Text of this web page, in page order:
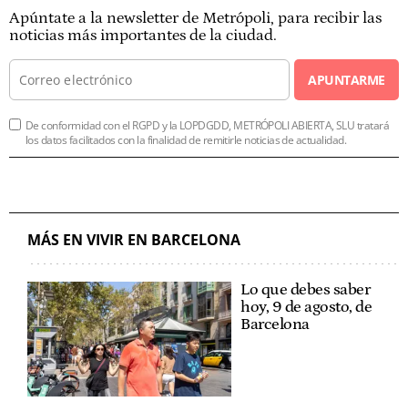
Apúntate a la newsletter de Metrópoli, para recibir las
noticias más importantes de la ciudad.
APUNTARME
De conformidad con el RGPD y la LOPDGDD, METRÓPOLI ABIERTA, SLU tratará
los datos facilitados con la finalidad de remitirle noticias de actualidad.
MÁS EN VIVIR EN BARCELONA
Lo que debes saber
hoy, 9 de agosto, de
Barcelona